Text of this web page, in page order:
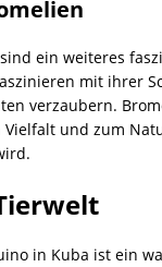
ein weiteres
mit ihrer
verzaubern.
und zum
in Kuba ist ein